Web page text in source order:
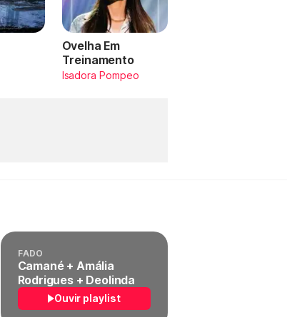
Ovelha Em
Treinamento
Isadora Pompeo
FADO
Camané + Amália
Rodrigues + Deolinda
Ouvir playlist